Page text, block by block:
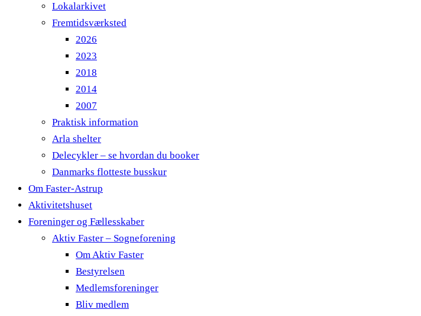
Lokalarkivet
Fremtidsværksted
2026
2023
2018
2014
2007
Praktisk information
Arla shelter
Delecykler – se hvordan du booker
Danmarks flotteste busskur
Om Faster-Astrup
Aktivitetshuset
Foreninger og Fællesskaber
Aktiv Faster – Sogneforening
Om Aktiv Faster
Bestyrelsen
Medlemsforeninger
Bliv medlem